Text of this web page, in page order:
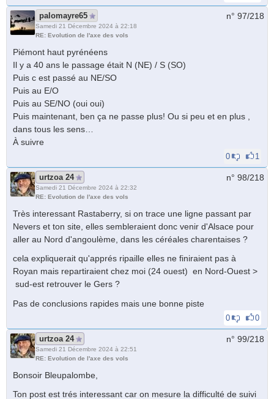
palomayre65
Samedi 21 Décembre 2024 à 22:18
RE: Evolution de l'axe des vols
n° 97/218
Piémont haut pyrénéens
Il y a 40 ans le passage était N (NE) / S (SO)
Puis c est passé au NE/SO
Puis au E/O
Puis au SE/NO (oui oui)
Puis maintenant, ben ça ne passe plus! Ou si peu et en plus ,
dans tous les sens…
À suivre
0 1
urtzoa 24
Samedi 21 Décembre 2024 à 22:32
RE: Evolution de l'axe des vols
n° 98/218
Très interessant Rastaberry, si on trace une ligne passant par
Nevers et ton site, elles sembleraient donc venir d'Alsace pour
aller au Nord d'angoulème, dans les céréales charentaises ?
cela expliquerait qu'apprés ripaille elles ne finiraient pas à
Royan mais repartiraient chez moi (24 ouest) en Nord-Ouest >
sud-est retrouver le Gers ?
Pas de conclusions rapides mais une bonne piste
0 0
urtzoa 24
Samedi 21 Décembre 2024 à 22:51
RE: Evolution de l'axe des vols
n° 99/218
Bonsoir Bleupalombe,
Ton post est trés interessant car on mesure la difficulté de suivi